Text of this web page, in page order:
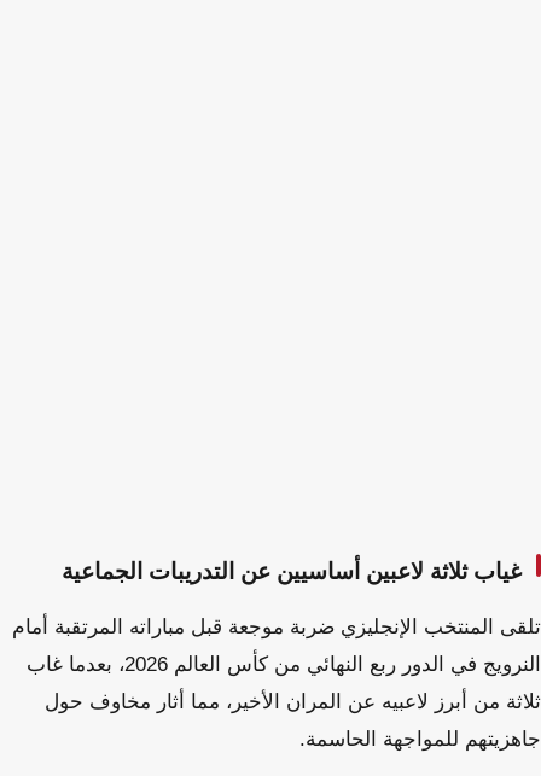
غياب ثلاثة لاعبين أساسيين عن التدريبات الجماعية
تلقى المنتخب الإنجليزي ضربة موجعة قبل مباراته المرتقبة أمام
النرويج في الدور ربع النهائي من كأس العالم 2026، بعدما غاب
ثلاثة من أبرز لاعبيه عن المران الأخير، مما أثار مخاوف حول
جاهزيتهم للمواجهة الحاسمة.